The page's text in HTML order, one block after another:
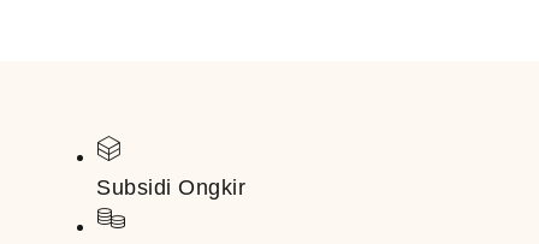
Subsidi Ongkir